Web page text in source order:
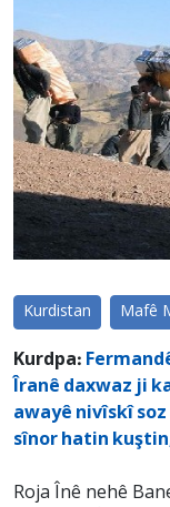
Kurdistan Mafê
Kurdpa:
Îranê daxwaz ji
awayê nivîskî
sînor hatin
Roja Înê nehê